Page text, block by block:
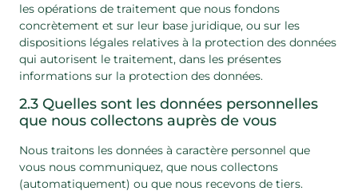
les opérations de traitement que nous fondons
concrètement et sur leur base juridique, ou sur les
dispositions légales relatives à la protection des données
qui autorisent le traitement, dans les présentes
informations sur la protection des données.
2.3 Quelles sont les données personnelles
que nous collectons auprès de vous
Nous traitons les données à caractère personnel que
vous nous communiquez, que nous collectons
(automatiquement) ou que nous recevons de tiers.